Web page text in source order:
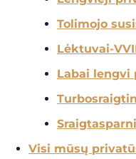
Tolimojo
Lėktuvai-
Labai
Visi mūsų